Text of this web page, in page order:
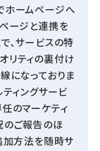
ホームページへ
ージと連携を
、サービスの特
リティの裏付け
になっておりま
ィングサービ
のマーケティ
のご報告のほ
加方法を随時サ